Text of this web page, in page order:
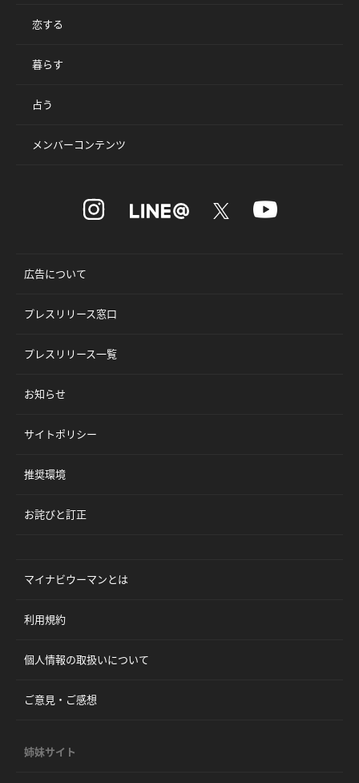
恋する
暮らす
占う
メンバーコンテンツ
広告について
プレスリリース窓口
プレスリリース一覧
お知らせ
サイトポリシー
推奨環境
お詫びと訂正
マイナビウーマンとは
利用規約
個人情報の取扱いについて
ご意見・ご感想
姉妹サイト